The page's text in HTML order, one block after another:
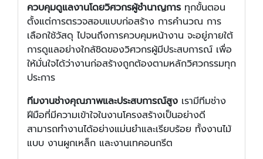
ควบคุมดูแลงานโดยวิศวกรผู้ชำนาญการ ทุกขั้นตอน
ตั้งแต่การตรวจสอบแบบก่อสร้าง การคำนวณ การ
เลือกใช้วัสดุ ไปจนถึงการควบคุมหน้างาน จะอยู่ภายใต้
การดูแลอย่างใกล้ชิดของวิศวกรผู้มีประสบการณ์ เพื่อ
ให้มั่นใจได้ว่างานก่อสร้างถูกต้องตามหลักวิศวกรรมทุก
ประการ
ทีมงานช่างคุณภาพและประสบการณ์สูง เรามีทีมช่าง
ฝีมือที่มีความเข้าใจในงานโครงสร้างเป็นอย่างดี
สามารถทำงานได้อย่างแม่นยำและเรียบร้อย ทั้งงานไม้
แบบ งานผูกเหล็ก และงานเทคอนกรีต